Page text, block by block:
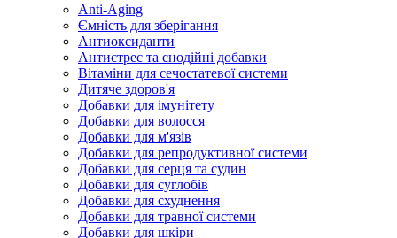
Anti-Aging
Ємність для зберігання
Антиоксиданти
Антистрес та снодійні добавки
Вітаміни для сечостатевої системи
Дитяче здоров'я
Добавки для імунітету
Добавки для волосся
Добавки для м'язів
Добавки для репродуктивної системи
Добавки для серця та судин
Добавки для суглобів
Добавки для схуднення
Добавки для травної системи
Добавки для шкіри